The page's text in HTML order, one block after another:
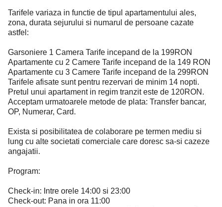
Tarifele variaza in functie de tipul apartamentului ales,
zona, durata sejurului si numarul de persoane cazate
astfel:
Garsoniere 1 Camera Tarife incepand de la 199RON
Apartamente cu 2 Camere Tarife incepand de la 149 RON
Apartamente cu 3 Camere Tarife incepand de la 299RON
Tarifele afisate sunt pentru rezervari de minim 14 nopti.
Pretul unui apartament in regim tranzit este de 120RON.
Acceptam urmatoarele metode de plata: Transfer bancar,
OP, Numerar, Card.
Exista si posibilitatea de colaborare pe termen mediu si
lung cu alte societati comerciale care doresc sa-si cazeze
angajatii.
Program:
Check-in: Intre orele 14:00 si 23:00
Check-out: Pana in ora 11:00